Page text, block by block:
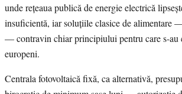
unde rețeaua publică de energie electrică
insuficientă, iar soluțiile clasice de alimentare
— contravin chiar principiului pentru care s-au
europeni.
Centrala fotovoltaică fixă, ca alternativă,